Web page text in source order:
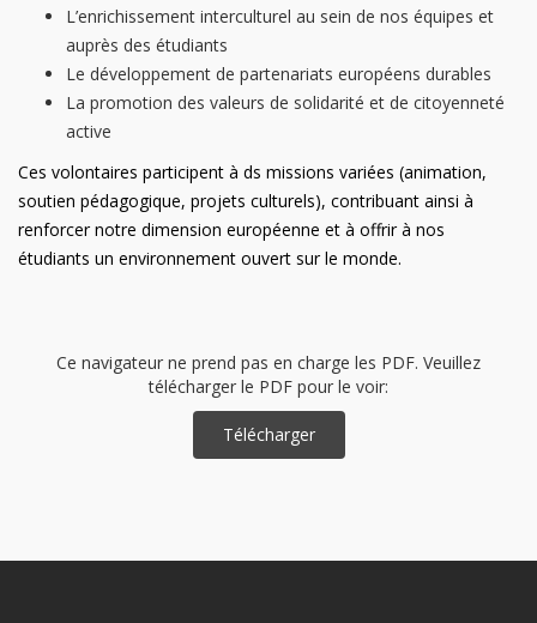
L’enrichissement interculturel au sein de nos équipes et
auprès des étudiants
Le développement de partenariats européens durables
La promotion des valeurs de solidarité et de citoyenneté
active
Ces volontaires participent à ds missions variées (animation,
soutien pédagogique, projets culturels), contribuant ainsi à
renforcer notre dimension européenne et à offrir à nos
étudiants un environnement ouvert sur le monde.
Ce navigateur ne prend pas en charge les PDF. Veuillez
télécharger le PDF pour le voir:
Télécharger